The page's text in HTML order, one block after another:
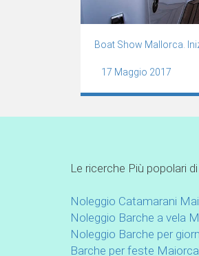
Boat Show Mallorca.
17 Maggio 2017
Le ricerche Più popolari
Noleggio Catamarani
Noleggio Barche a vela
Noleggio Barche per
Barche per feste Maiorca